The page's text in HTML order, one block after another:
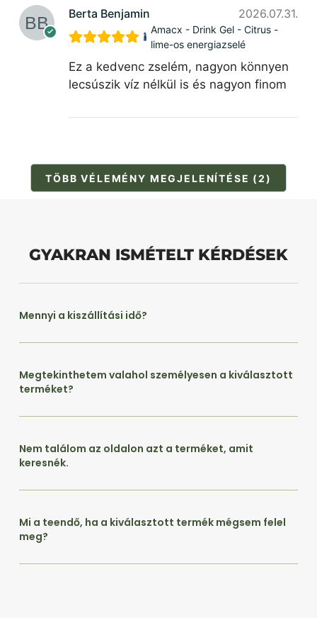
Berta Benjamin 2026.07.31.
Amacx - Drink Gel - Citrus -
lime-os energiazselé
Ez a kedvenc zselém, nagyon könnyen
lecsúszik víz nélkül is és nagyon finom
TÖBB VÉLEMÉNY MEGJELENÍTÉSE (2)
GYAKRAN ISMÉTELT KÉRDÉSEK
Mennyi a kiszállítási idő?
Megtekinthetem valahol személyesen a kiválasztott
terméket?
Nem találom az oldalon azt a terméket, amit
keresnék.
Mi a teendő, ha a kiválasztott termék mégsem felel
meg?